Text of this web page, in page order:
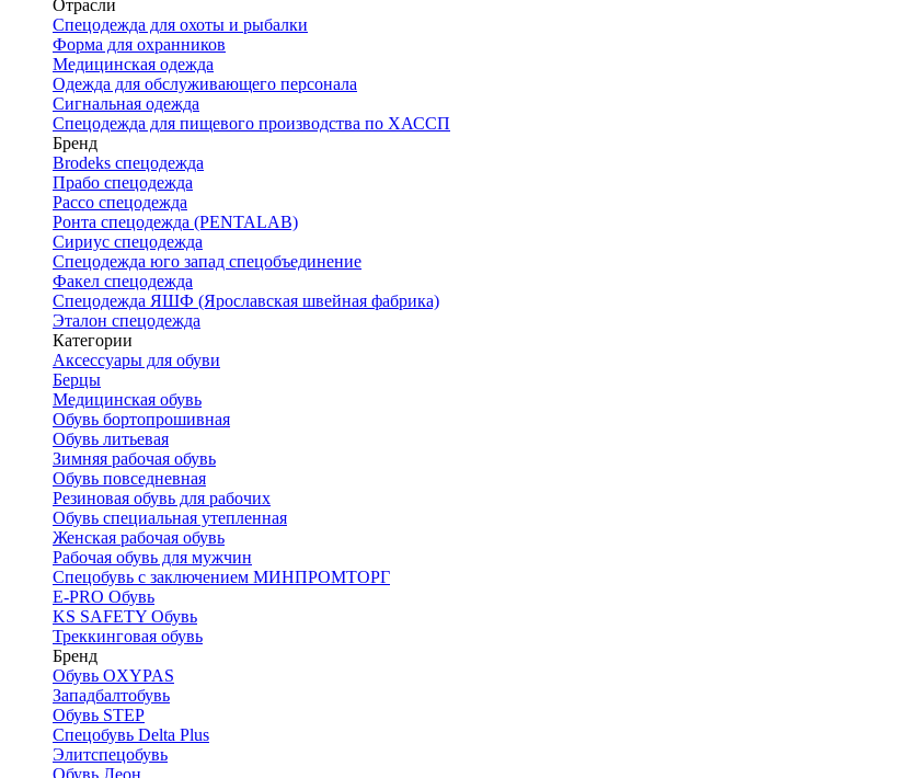
Отрасли
Спецодежда для охоты и рыбалки
Форма для охранников
Медицинская одежда
Одежда для обслуживающего персонала
Сигнальная одежда
Спецодежда для пищевого производства по ХАССП
Бренд
Brodeks спецодежда
Прабо спецодежда
Рассо спецодежда
Ронта спецодежда (PENTALAB)
Сириус спецодежда
Спецодежда юго запад спецобъединение
Факел спецодежда
Спецодежда ЯШФ (Ярославская швейная фабрика)
Эталон спецодежда
Категории
Аксессуары для обуви
Берцы
Медицинская обувь
Обувь бортопрошивная
Обувь литьевая
Зимняя рабочая обувь
Обувь повседневная
Резиновая обувь для рабочих
Обувь специальная утепленная
Женская рабочая обувь
Рабочая обувь для мужчин
Спецобувь с заключением МИНПРОМТОРГ
E-PRO Обувь
KS SAFETY Обувь
Треккинговая обувь
Бренд
Обувь OXYPAS
Западбалтобувь
Обувь STEP
Спецобувь Delta Plus
Элитспецобувь
Обувь Леон